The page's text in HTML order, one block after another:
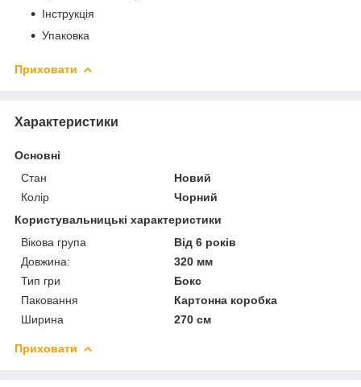
Інструкція
Упаковка
Приховати
Характеристики
Основні
Стан
Новий
Колір
Чорний
Користувальницькі характеристики
Вікова група
Від 6 років
Довжина:
320 мм
Тип гри
Бокс
Паковання
Картонна коробка
Ширина
270 см
Приховати